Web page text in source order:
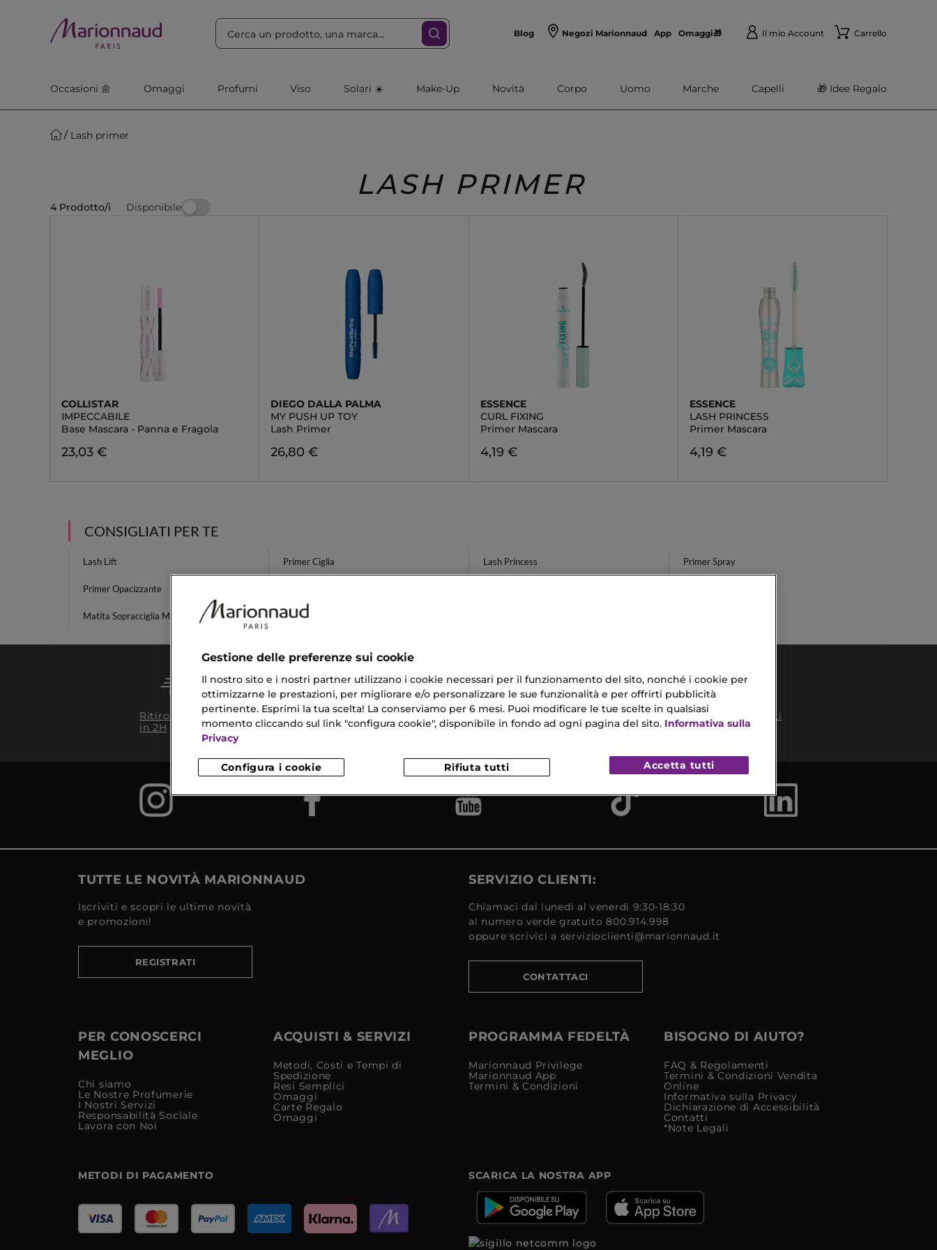
Blog Negozi Marionnaud App Omaggi🎁 Il mio Account Carrello
Occasioni 🌼 Omaggi Profumi Viso Solari ☀️ Make-Up Novità Corpo Uomo Marche Capelli 🎁 Idee Regalo
Lash primer
LASH PRIMER
4 Prodotto/i Disponibile
COLLISTAR
IMPECCABILE
Base Mascara - Panna e Fragola
23,03 €
DIEGO DALLA PALMA
MY PUSH UP TOY
Lash Primer
26,80 €
ESSENCE
CURL FIXING
Primer Mascara
4,19 €
ESSENCE
LASH PRINCESS
Primer Mascara
4,19 €
CONSIGLIATI PER TE
Lash Lift Primer Ciglia Lash Princess Primer Spray
Primer Opacizzante
Matita Sopracciglia Marrone Kérastase Shampoo 500ml
Ritiro in negozio
in 2H
Consegna Gratuita
da 35€​ in 24/48H
Campioni
Omaggio
Reso
Gratuito
Pagamenti
Sicuri
TUTTE LE NOVITÀ MARIONNAUD
Iscriviti e scopri le ultime novità
e promozioni!
REGISTRATI
SERVIZIO CLIENTI:
Chiamaci dal lunedì al venerdì 9:30-18:30
al numero verde gratuito 800.914.998
oppure scrivici a servizioclienti@marionnaud.it
CONTATTACI
PER CONOSCERCI
MEGLIO
Chi siamo
Le Nostre Profumerie
I Nostri Servizi
Responsabilità Sociale
Lavora con Noi
ACQUISTI & SERVIZI
Metodi, Costi e Tempi di
Spedizione
Resi Semplici
Omaggi
Carte Regalo
Omaggi
PROGRAMMA FEDELTÀ
Marionnaud Privilege
Marionnaud App
Termini & Condizioni
BISOGNO DI AIUTO?
FAQ & Regolamenti
Termini & Condizioni Vendita
Online
Informativa sulla Privacy
Dichiarazione di Accessibilità
Contatti
*Note Legali
METODI DI PAGAMENTO SCARICA LA NOSTRA APP
Gestione delle preferenze sui cookie
Il nostro sito e i nostri partner utilizzano i cookie necessari per il funzionamento del sito, nonché i cookie per
ottimizzarne le prestazioni, per migliorare e/o personalizzare le sue funzionalità e per offrirti pubblicità
pertinente. Esprimi la tua scelta! La conserviamo per 6 mesi. Puoi modificare le tue scelte in qualsiasi
momento cliccando sul link "configura cookie", disponibile in fondo ad ogni pagina del sito. Informativa sulla
Privacy
Configura i cookie Rifiuta tutti Accetta tutti